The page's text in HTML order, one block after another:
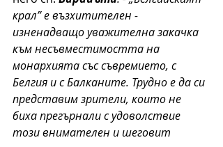
крал” е възхитителен -
изненадващо уважителна закачка
към несъвместимостта на
монархията със съвремието, с
Белгия и с Балканите. Трудно е да си
представим зрители, които не
биха прегърнали с удоволствие
този внимателен и шеговит